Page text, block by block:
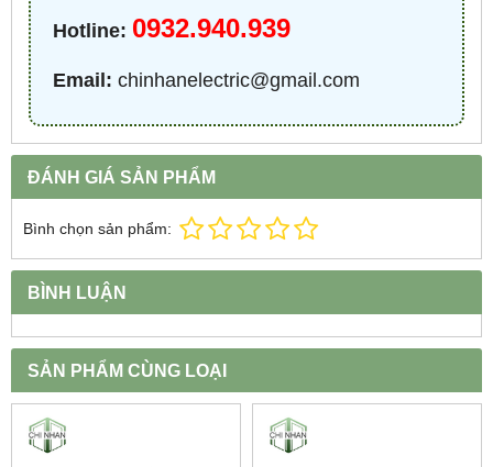
Hotline: 0932.940.939
Email: chinhanelectric@gmail.com
ĐÁNH GIÁ SẢN PHẨM
Bình chọn sản phẩm:
BÌNH LUẬN
SẢN PHẨM CÙNG LOẠI